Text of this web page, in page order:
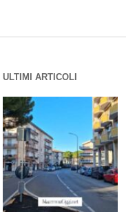
ULTIMI ARTICOLI